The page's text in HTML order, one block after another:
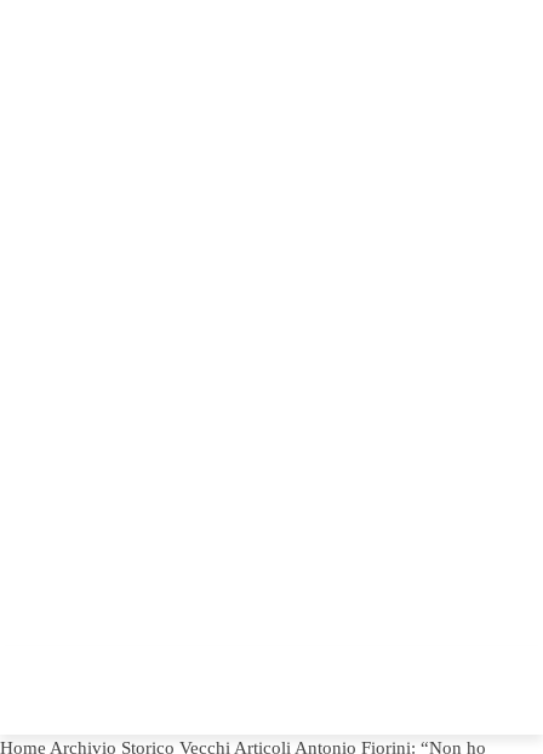
Home Archivio Storico Vecchi Articoli Antonio Fiorini: “Non ho